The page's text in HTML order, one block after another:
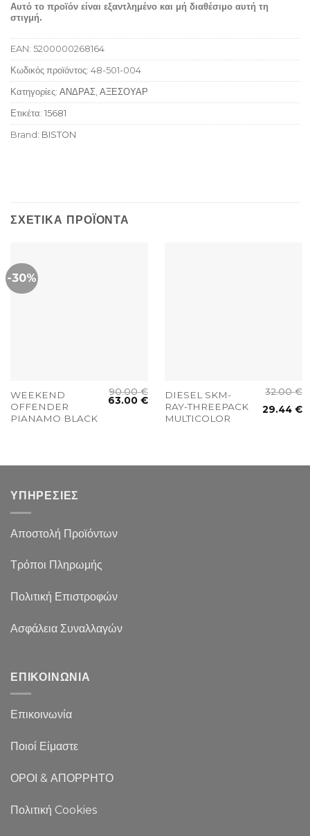
Αυτό το προϊόν είναι εξαντλημένο και μή διαθέσιμο αυτή τη
στιγμή.
EAN: 5200000268164
Κωδικός προϊόντος: 48-501-004
Κατηγορίες: ΑΝΔΡΑΣ ΑΞΕΣΟΥΑΡ
Ετικέτα: 15681
Brand: BISTON
ΣΧΕΤΙΚΆ ΠΡΟΪΌΝΤΑ
-30%
WEEKEND
OFFENDER
PIANAMO BLACK
90.00€
63.00€
DIESEL SKM-
RAY-THREEPACK
MULTICOLOR
32.00€
29.44€
ΥΠΗΡΕΣΙΕΣ
Αποστολή Προϊόντων
Τρόποι Πληρωμής
Πολιτική Επιστροφών
Ασφάλεια Συναλλαγών
ΕΠΙΚΟΙΝΩΝΙΑ
Επικοινωνία
Ποιοί Είμαστε
ΟΡΟΙ & ΑΠΟΡΡΗΤΟ
Πολιτική Cookies